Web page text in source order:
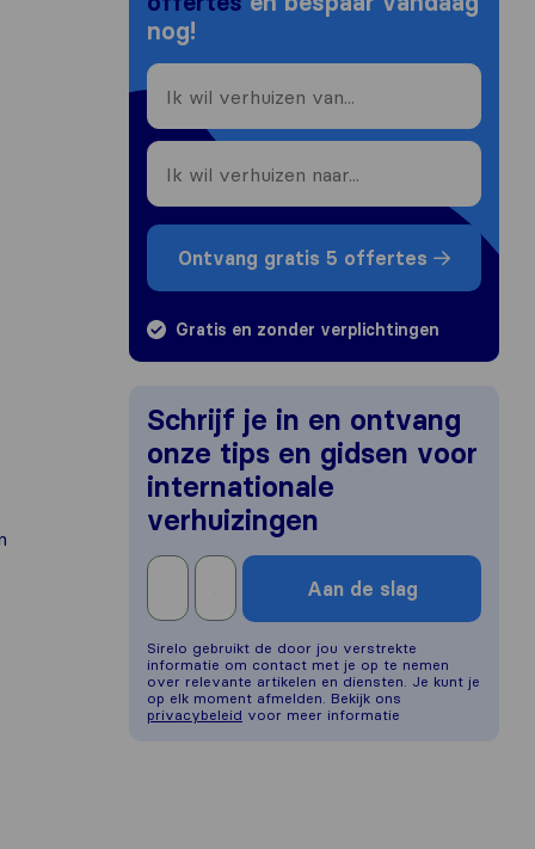
nog!
Ontvang gratis 5 offertes
Gratis en zonder verplichtingen
Schrijf je in en ontvang
onze tips en gidsen voor
internationale
verhuizingen
Aan de slag
Sirelo gebruikt de door jou verstrekte
informatie om contact met je op te nemen
over relevante artikelen en diensten. Je kunt je
op elk moment afmelden. Bekijk ons
privacybeleid voor meer informatie